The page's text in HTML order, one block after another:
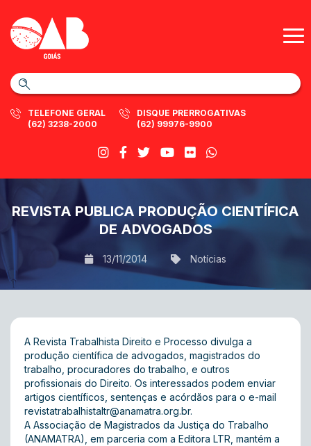
TELEFONE GERAL
(62) 3238-2000
DISQUE PRERROGATIVAS
(62) 99976-9900
REVISTA PUBLICA PRODUÇÃO CIENTÍFICA
DE ADVOGADOS
13/11/2014 Notícias
A Revista Trabalhista Direito e Processo divulga a
produção científica de advogados, magistrados do
trabalho, procuradores do trabalho, e outros
profissionais do Direito. Os interessados podem enviar
artigos científicos, sentenças e acórdãos para o e-mail
revistatrabalhistaltr@anamatra.org.br.
A Associação de Magistrados da Justiça do Trabalho
(ANAMATRA), em parceria com a Editora LTR, mantém a